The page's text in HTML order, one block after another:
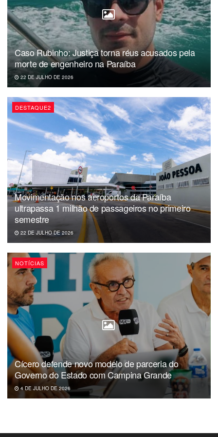
qualquer receio”, diz a nota. Buega também é um dos vice-
presidentes executivos da Confederação Nacional da
Indústria (CNI), representando a região Nordeste.
Gadelha é apontado nas investigações como um dos
gestores de departamentos do SESI (Serviço Social da
Indústria) alegadamente envolvidos nos desvios em
apuração, seja o nacional, sejam alguns regionais de
Pernambuco, Alagoas, Paraíba e Mato Grosso do Sul.
Caso Rubinho: Justiça torna réus acusados pela
morte de engenheiro na Paraíba
22 DE JULHO DE 2026
DESTAQUE2
Movimentação nos aeroportos da Paraíba
ultrapassa 1 milhão de passageiros no primeiro
semestre
22 DE JULHO DE 2026
NOTÍCIAS
Cícero defende novo modelo de parceria do
Governo do Estado com Campina Grande
4 DE JULHO DE 2026